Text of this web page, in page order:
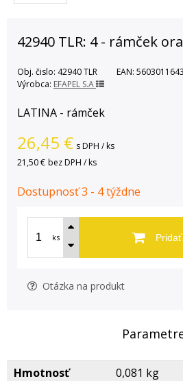
42940 TLR: 4 - rámček
Obj. čislo: 42940 TLR EAN:
Výrobca: EFAPEL S.A
LATINA - rámček
26,45 € s DPH / ks
21,50 € bez DPH / ks
Dostupnosť 3 - 4 týždne
ks
Otázka na produkt
Hmotnosť 0,081 kg